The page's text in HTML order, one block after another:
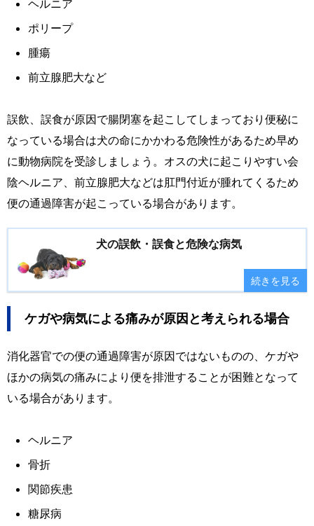
ヘルニア
ポリープ
腫瘍
前立腺肥大など
誤飲、誤食が原因で腸閉塞を起こしてしまっており便秘に
なっている場合は犬の命にかかわる危険性があるため早め
に動物病院を受診しましょう。オスの犬に起こりやすい会
陰ヘルニア、前立腺肥大などは肛門付近が腫れてくるため
便の通過障害が起こっている場合があります。
犬の誤飲・誤食と危険な病気
続きを見る
ケガや病気による痛みが原因と考えられる場合
消化器官での便の通過障害が原因ではないものの、ケガや
ほかの病気の痛みにより便を排泄することが困難となって
いる場合があります。
ヘルニア
骨折
関節疾患
糖尿病